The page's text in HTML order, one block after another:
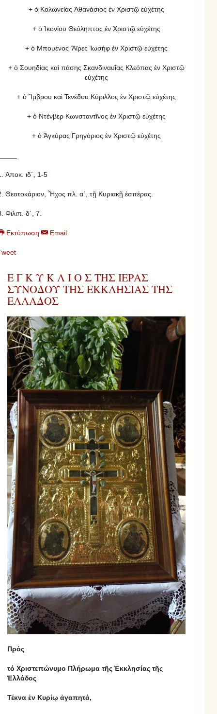
+ ὁ Κολωνείας Ἀθανάσιος ἐν Χριστῷ εὐχέτης
+ ὁ Ἰκονίου Θεόληπτος ἐν Χριστῷ εὐχέτης
+ ὁ Μπουένος Ἄϊρες Ἰωσὴφ ἐν Χριστῷ εὐχέτης
+ ὁ Σουηδίας καὶ πάσης Σκανδιναυΐας Κλεόπας ἐν Χριστῷ
εὐχέτης
+ ὁ Ἴμβρου καὶ Τενέδου Κύριλλος ἐν Χριστῷ εὐχέτης
+ ὁ Ντένβερ Κωνσταντῖνος ἐν Χριστῷ εὐχέτης
+ ὁ Ἀγκύρας Γρηγόριος ἐν Χριστῷ εὐχέτης
Ἀποκ. ιδ´, 1-5
Θεοτοκάριον, Ἦχος πλ. α΄, τῇ Κυριακῇ ἑσπέρας.
Φιλιπ. δ΄, 7.
Εκτύπωση Email
Ε Γ Κ Υ Κ Λ Ι Ο Σ ΤΗΣ ΙΕΡΑΣ
ΣΥΝΟΔΟΥ ΤΗΣ ΕΚΚΛΗΣΙΑΣ ΤΗΣ
ΕΛΛΑΔΟΣ
Πρός
τό Χριστεπώνυμο Πλήρωμα τῆς Ἐκκλησίας τῆς
Ἑλλάδος
Τέκνα ἐν Κυρίῳ ἀγαπητά,